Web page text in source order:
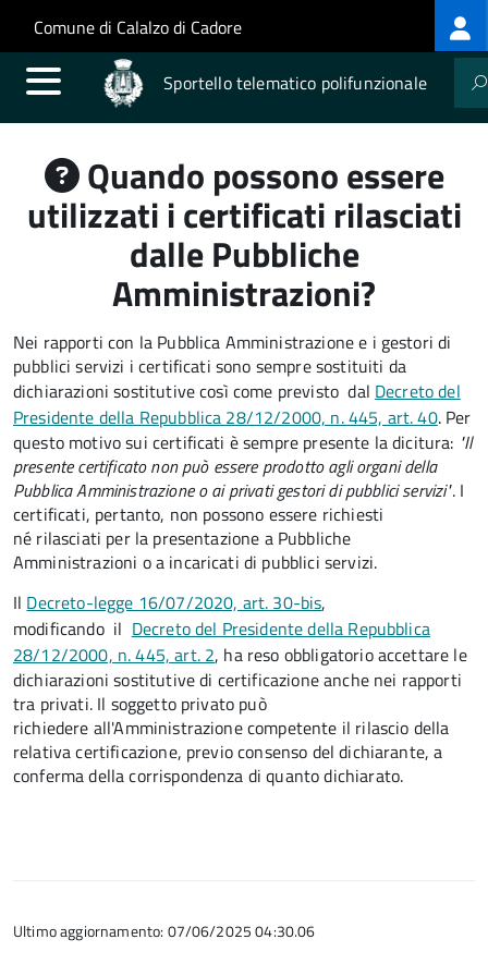
Salta al contenuto principale
Skip to site navigation
Comune di Calalzo di Cadore
Sportello telematico polifunzionale
Quando possono essere
utilizzati i certificati rilasciati
dalle Pubbliche
Amministrazioni?
Nei rapporti con la Pubblica Amministrazione e i gestori di
pubblici servizi i certificati sono sempre sostituiti da
dichiarazioni sostitutive così come previsto dal Decreto del
Presidente della Repubblica 28/12/2000, n. 445, art. 40. Per
questo motivo sui certificati è sempre presente la dicitura: "Il
presente certificato non può essere prodotto agli organi della
Pubblica Amministrazione o ai privati gestori di pubblici servizi". I
certificati, pertanto, non possono essere richiesti
né rilasciati per la presentazione a Pubbliche
Amministrazioni o a incaricati di pubblici servizi.
Il Decreto-legge 16/07/2020, art. 30-bis,
modificando il Decreto del Presidente della Repubblica
28/12/2000, n. 445, art. 2, ha reso obbligatorio accettare le
dichiarazioni sostitutive di certificazione anche nei rapporti
tra privati. Il soggetto privato può
richiedere all'Amministrazione competente il rilascio della
relativa certificazione, previo consenso del dichiarante, a
conferma della corrispondenza di quanto dichiarato.
Ultimo aggiornamento: 07/06/2025 04:30.06